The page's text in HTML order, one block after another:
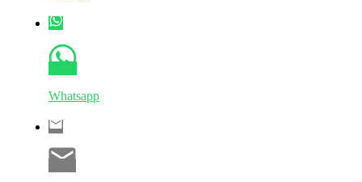
Whatsapp